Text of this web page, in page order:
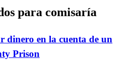
para comisaría
dinero en la cuenta de un
Prison